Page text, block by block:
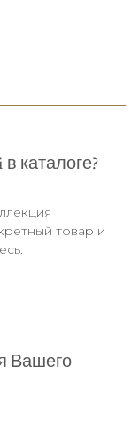
каталоге?
товар и
Вашего